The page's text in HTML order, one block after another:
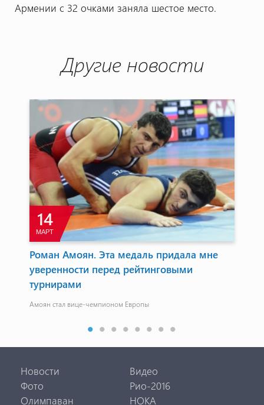
Армении с 32 очками заняла шестое место.
Другие новости
14
МАРТ
Роман Амоян. Эта медаль придала мне
уверенности перед рейтинговыми
турнирами
Амоян стал вице-чемпионом Европы
Новости
Видео
Фото
Рио-2016
Олимпаван
НОКА